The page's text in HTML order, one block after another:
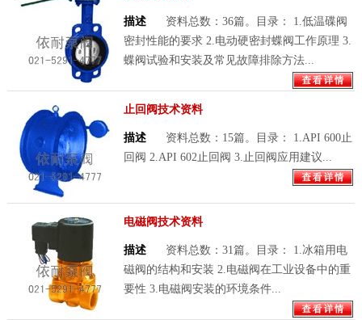
描述
资料总数：36篇。目录： 1.低温碟阀
密封性能的要求 2.电动硬密封蝶阀工作原理 3.
蝶阀试验和安装及常见故障排除方法...
止回阀技术资料
描述
资料总数：15篇。目录： 1.API 600止
回阀 2.API 602止回阀 3.止回阀应用建议...
电磁阀技术资料
描述
资料总数：31篇。目录： 1.冰箱用电
磁阀的结构和安装 2.电磁阀在工业设备中的重
要性 3.电磁阀安装的环境条件...